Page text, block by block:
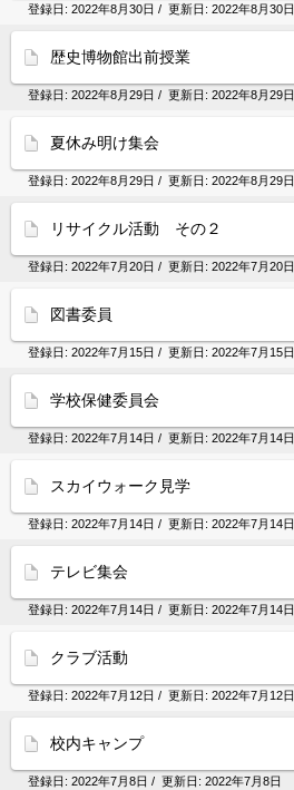
登録日: 2022年8月30日 / 更新日: 2022年8月30日
歴史博物館出前授業
登録日: 2022年8月29日 / 更新日: 2022年8月29日
夏休み明け集会
登録日: 2022年8月29日 / 更新日: 2022年8月29日
リサイクル活動 その２
登録日: 2022年7月20日 / 更新日: 2022年7月20日
図書委員
登録日: 2022年7月15日 / 更新日: 2022年7月15日
学校保健委員会
登録日: 2022年7月14日 / 更新日: 2022年7月14日
スカイウォーク見学
登録日: 2022年7月14日 / 更新日: 2022年7月14日
テレビ集会
登録日: 2022年7月14日 / 更新日: 2022年7月14日
クラブ活動
登録日: 2022年7月12日 / 更新日: 2022年7月12日
校内キャンプ
登録日: 2022年7月8日 / 更新日: 2022年7月8日